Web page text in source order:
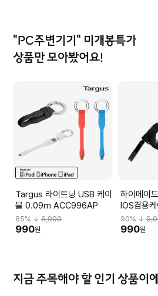
"PC주변기기" 미개봉특가
상품만 모아봤어요!
Targus 라이트닝 USB 케이
블 0.09m ACC996AP
85% ↓ 6,900
990원
하이메이
IOS겸용
H001
90% ↓
990원
지금 주목해야 할 인기 상품이